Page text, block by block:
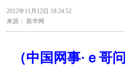
2012年11月12日 18:24:52
来源： 新华网
（中国网事·ｅ哥